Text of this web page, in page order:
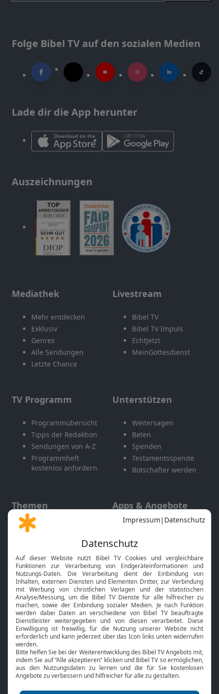
Folge Bibel TV auf den sozialen Medien
Lade dir die App herunter
Auszeichnungen
Mediathek
Mehr entdecken
Exklusiv
Genres
Alle Sendungen
Letzte Chance
Livestream
Bibel TV
Bibel TV Impuls
EchtJetzt
MeinGottesdienst
TV Programm
Programmübersicht
Tipps der Redaktion
Sendungen von A-Z
Programmheft
kostenlos anfordern
Unterstützen
Weitersagen
Beten
Spenden
Testamentsspende
Botschafter werden
Themen
Gott und Bibel erklärt
Neuigkeiten
Apps & Angebote
Mobile App
Smart TV
HbbTV
Bibelthek Online-Bibel
Nächster Gottesdienst
Bibel TV
Über uns
Jobs
Service
Kontakt
TV-Empfang